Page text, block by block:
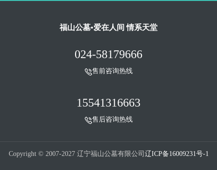
福山公墓•爱在人间 情系天堂
024-58179666
售前咨询热线
15541316663
售后咨询热线
Copyright © 2007-2027 辽宁福山公墓有限公司 辽ICP备16009231号-1